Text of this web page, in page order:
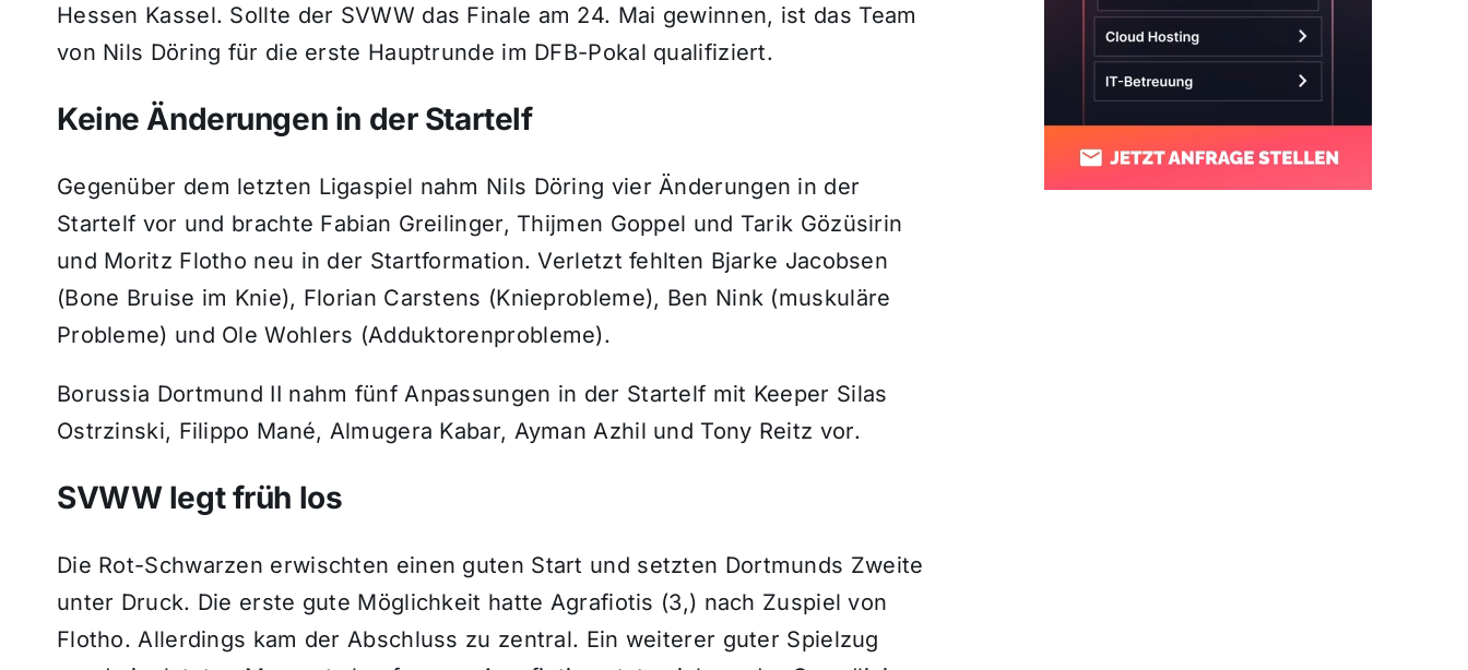
Hessen Kassel. Sollte der SVWW das Finale am 24. Mai gewinnen, ist das Team
von Nils Döring für die erste Hauptrunde im DFB-Pokal qualifiziert.
Keine Änderungen in der Startelf
Gegenüber dem letzten Ligaspiel nahm Nils Döring vier Änderungen in der
Startelf vor und brachte Fabian Greilinger, Thijmen Goppel und Tarik Gözüsirin
und Moritz Flotho neu in der Startformation. Verletzt fehlten Bjarke Jacobsen
(Bone Bruise im Knie), Florian Carstens (Knieprobleme), Ben Nink (muskuläre
Probleme) und Ole Wohlers (Adduktorenprobleme).
Borussia Dortmund II nahm fünf Anpassungen in der Startelf mit Keeper Silas
Ostrzinski, Filippo Mané, Almugera Kabar, Ayman Azhil und Tony Reitz vor.
SVWW legt früh los
Die Rot-Schwarzen erwischten einen guten Start und setzten Dortmunds Zweite
unter Druck. Die erste gute Möglichkeit hatte Agrafiotis (3,) nach Zuspiel von
Flotho. Allerdings kam der Abschluss zu zentral. Ein weiterer guter Spielzug